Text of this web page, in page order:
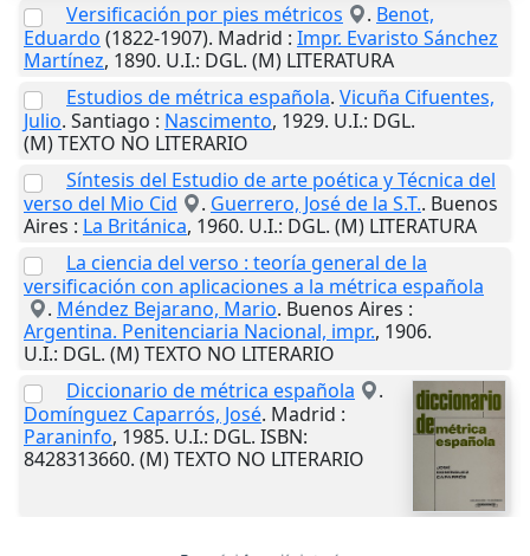
Versificación por pies métricos . Benot,
Eduardo (1822-1907). Madrid : Impr. Evaristo Sánchez
Martínez, 1890. U.I.: DGL. (M) LITERATURA
Estudios de métrica española. Vicuña Cifuentes,
Julio. Santiago : Nascimento, 1929. U.I.: DGL.
(M) TEXTO NO LITERARIO
Síntesis del Estudio de arte poética y Técnica del
verso del Mio Cid
. Guerrero, José de la S.T.. Buenos
Aires : La Británica, 1960. U.I.: DGL. (M) LITERATURA
La ciencia del verso : teoría general de la
versificación con aplicaciones a la métrica española
. Méndez Bejarano, Mario. Buenos Aires :
Argentina. Penitenciaria Nacional, impr., 1906.
U.I.: DGL. (M) TEXTO NO LITERARIO
Diccionario de métrica española
.
Domínguez Caparrós, José. Madrid :
Paraninfo, 1985. U.I.: DGL. ISBN:
8428313660. (M) TEXTO NO LITERARIO